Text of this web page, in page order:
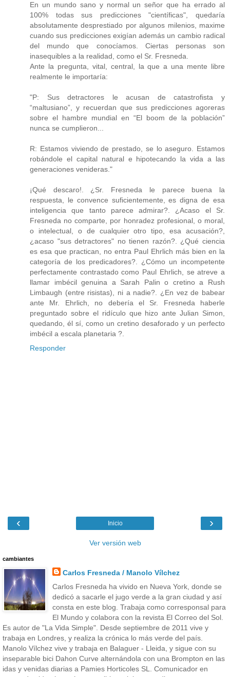
En un mundo sano y normal un señor que ha errado al
100% todas sus predicciones "científicas", quedaría
absolutamente desprestiado por algunos milenios, maxime
cuando sus predicciones exigían además un cambio radical
del mundo que conocíamos. Ciertas personas son
inasequibles a la realidad, como el Sr. Fresneda.
Ante la pregunta, vital, central, la que a una mente libre
realmente le importaría:
"P: Sus detractores le acusan de catastrofista y
“maltusiano”, y recuerdan que sus predicciones agoreras
sobre el hambre mundial en “El boom de la población”
nunca se cumplieron...
R: Estamos viviendo de prestado, se lo aseguro. Estamos
robándole el capital natural e hipotecando la vida a las
generaciones venideras."
¡Qué descaro!. ¿Sr. Fresneda le parece buena la
respuesta, le convence suficientemente, es digna de esa
inteligencia que tanto parece admirar?. ¿Acaso el Sr.
Fresneda no comparte, por honradez profesional, o moral,
o intelectual, o de cualquier otro tipo, esa acusación?,
¿acaso "sus detractores" no tienen razón?. ¿Qué ciencia
es esa que practican, no entra Paul Ehrlich más bien en la
categoría de los predicadores?. ¿Cómo un incompetente
perfectamente contrastado como Paul Ehrlich, se atreve a
llamar imbécil genuina a Sarah Palin o cretino a Rush
Limbaugh (entre risistas), ni a nadie?. ¿En vez de babear
ante Mr. Ehrlich, no debería el Sr. Fresneda haberle
preguntado sobre el ridículo que hizo ante Julian Simon,
quedando, él sí, como un cretino desaforado y un perfecto
imbécil a escala planetaria ?.
Responder
‹ ›
Inicio
Ver versión web
cambiantes
Carlos Fresneda / Manolo Vílchez
Carlos Fresneda ha vivido en Nueva York, donde se
dedicó a sacarle el jugo verde a la gran ciudad y así
consta en este blog. Trabaja como corresponsal para
El Mundo y colabora con la revista El Correo del Sol.
Es autor de "La Vida Simple". Desde septiembre de 2011 vive y
trabaja en Londres, y realiza la crónica lo más verde del país.
Manolo Vílchez vive y trabaja en Balaguer - Lleida, y sigue con su
inseparable bici Dahon Curve alternándola con una Brompton en las
idas y venidas diarias a Pamies Horticoles SL. Comunicador en